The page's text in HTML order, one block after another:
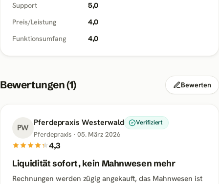
Support
5,0
Preis/Leistung
4,0
Funktionsumfang
4,0
Bewertungen (1) Bewerten
PW Pferdepraxis Westerwald Verifiziert
Pferdepraxis · 05. März 2026
4,3
Liquidität sofort, kein Mahnwesen mehr
Rechnungen werden zügig angekauft, das Mahnwesen ist